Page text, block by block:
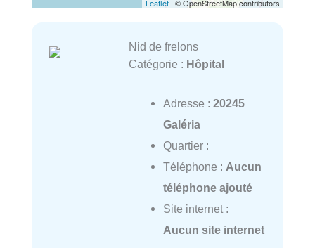
Leaflet | © OpenStreetMap contributors
Nid de frelons
Catégorie : Hôpital
Adresse : 20245
Galéria
Quartier :
Téléphone : Aucun
téléphone ajouté
Site internet :
Aucun site internet